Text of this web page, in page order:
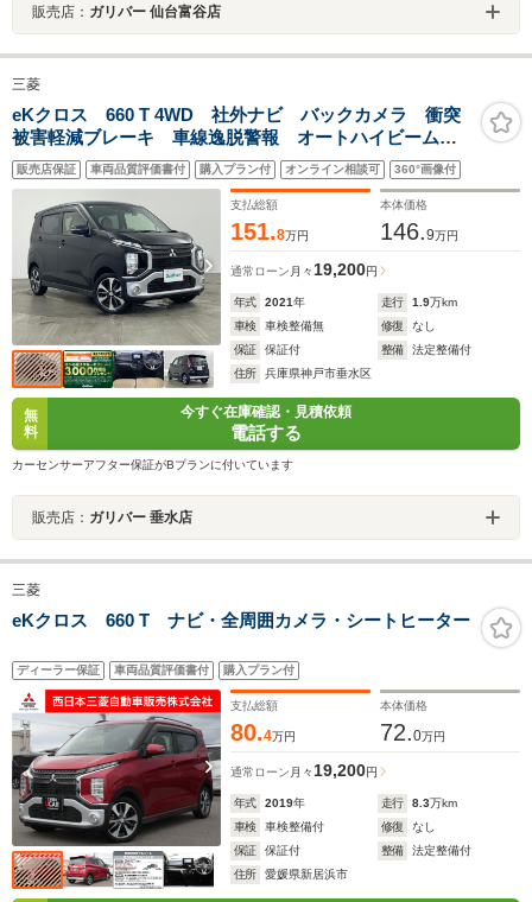
販売店： ガリバー 仙台富谷店
三菱
eKクロス 660 T 4WD 社外ナビ バックカメラ 衝突
被害軽減ブレーキ 車線逸脱警報 オートハイビーム
前後クリアランスソナー 先行車発進告知 レザー調シ
ートカバー 前席シートヒーター 前後ドラレコ 純正
15インチAW
販売店保証 車両品質評価書付 購入プラン付 オンライン相談可 360°画像付
支払総額
151.8万円
本体価格
146.9万円
通常ローン 月々 19,200円
年式 2021年 走行 1.9万km
車検
車検整備無 修復
なし
保証
保証付 整備
法定整備付
住所
兵庫県神戸市垂水区
無
料
今すぐ在庫確認・見積依頼
電話する
カーセンサーアフター保証がBプランに付いています
販売店： ガリバー 垂水店
三菱
eKクロス 660 T ナビ・全周囲カメラ・シートヒーター
ディーラー保証 車両品質評価書付 購入プラン付
支払総額
80.4万円
本体価格
72.0万円
通常ローン 月々 19,200円
年式 2019年 走行 8.3万km
車検
車検整備付 修復
なし
保証
保証付 整備
法定整備付
住所
愛媛県新居浜市